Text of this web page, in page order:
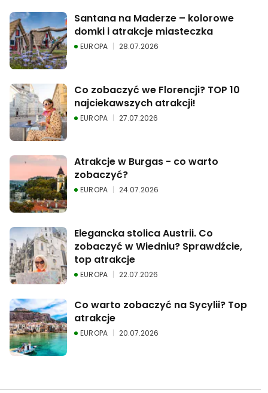
Santana na Maderze – kolorowe
domki i atrakcje miasteczka
EUROPA 28.07.2026
Co zobaczyć we Florencji? TOP 10
najciekawszych atrakcji!
EUROPA 27.07.2026
Atrakcje w Burgas - co warto
zobaczyć?
EUROPA 24.07.2026
Elegancka stolica Austrii. Co
zobaczyć w Wiedniu? Sprawdźcie,
top atrakcje
EUROPA 22.07.2026
Co warto zobaczyć na Sycylii? Top
atrakcje
EUROPA 20.07.2026